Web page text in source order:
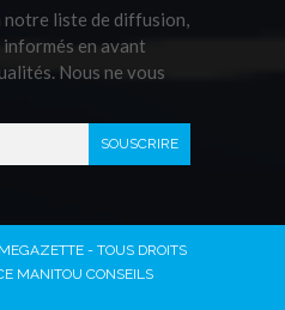
notre liste de diffusion,
en avant
Nous ne vous
- TOUS DROITS
MANITOU CONSEILS